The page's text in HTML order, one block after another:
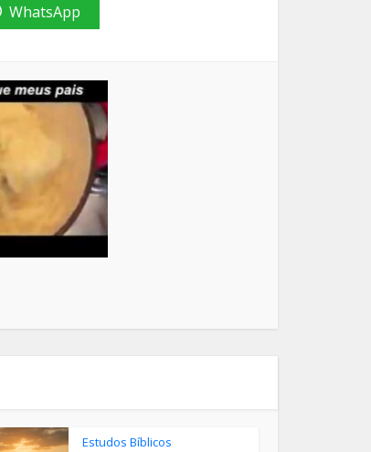
WhatsApp
Estudos Bíblicos